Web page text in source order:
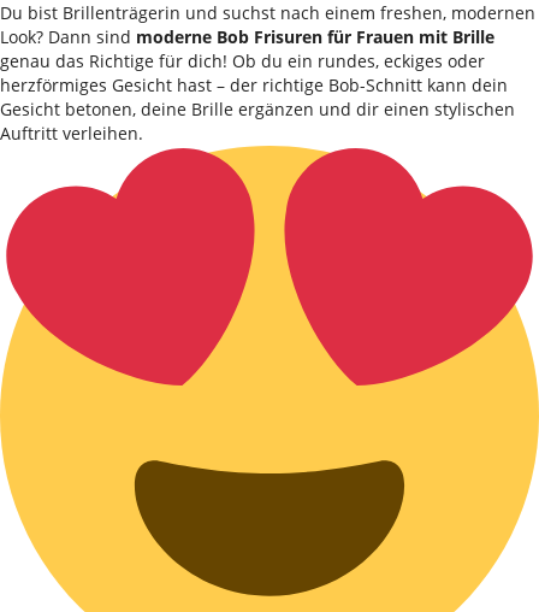
Du bist Brillenträgerin und suchst nach einem freshen, modernen
Look? Dann sind moderne Bob Frisuren für Frauen mit Brille
genau das Richtige für dich! Ob du ein rundes, eckiges oder
herzförmiges Gesicht hast – der richtige Bob-Schnitt kann dein
Gesicht betonen, deine Brille ergänzen und dir einen stylischen
Auftritt verleihen.